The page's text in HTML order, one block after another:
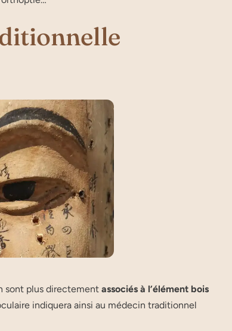
sont plus directement associés à l’élément bois
indiquera ainsi au médecin traditionnel